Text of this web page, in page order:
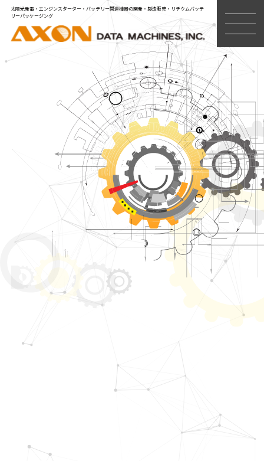
太陽光発電・エンジンスターター・バッテリー関連機器の開発・製造販売・リチウムバッテ
リーパッケージング
MENU